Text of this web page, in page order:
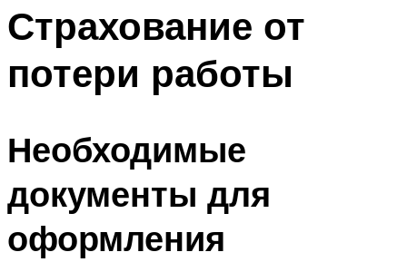
Страхование от
потери работы
Необходимые
документы для
оформления